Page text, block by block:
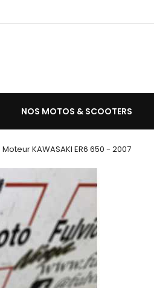
NOS MOTOS & SCOOTERS
Moteur KAWASAKI ER6 650 - 2007